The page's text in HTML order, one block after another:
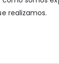
realizamos.